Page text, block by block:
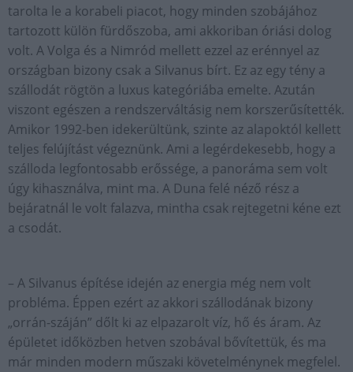
tarolta le a korabeli piacot, hogy minden szobájához
tartozott külön fürdőszoba, ami akkoriban óriási dolog
volt. A Volga és a Nimród mellett ezzel az erénnyel az
országban bizony csak a Silvanus bírt. Ez az egy tény a
szállodát rögtön a luxus kategóriába emelte. Azután
viszont egészen a rendszerváltásig nem korszerűsítették.
Amikor 1992-ben idekerültünk, szinte az alapoktól kellett
teljes felújítást végeznünk. Ami a legérdekesebb, hogy a
szálloda legfontosabb erőssége, a panoráma sem volt
úgy kihasználva, mint ma. A Duna felé néző rész a
bejáratnál le volt falazva, mintha csak rejtegetni kéne ezt
a csodát.
– A Silvanus építése idején az energia még nem volt
probléma. Éppen ezért az akkori szállodának bizony
„orrán-száján” dőlt ki az elpazarolt víz, hő és áram. Az
épületet időközben hetven szobával bővítettük, és ma
már minden modern műszaki követelménynek megfelel.